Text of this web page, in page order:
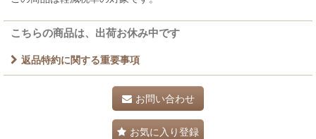
こちらの商品は、出荷お休み中です
返品特約に関する重要事項
お問い合わせ
お気に入り登録